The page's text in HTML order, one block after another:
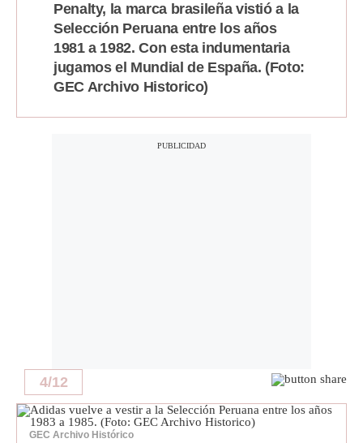
Penalty, la marca brasileña vistió a la
Selección Peruana entre los años
1981 a 1982. Con esta indumentaria
jugamos el Mundial de España. (Foto:
GEC Archivo Historico)
4/12
GEC Archivo Histórico